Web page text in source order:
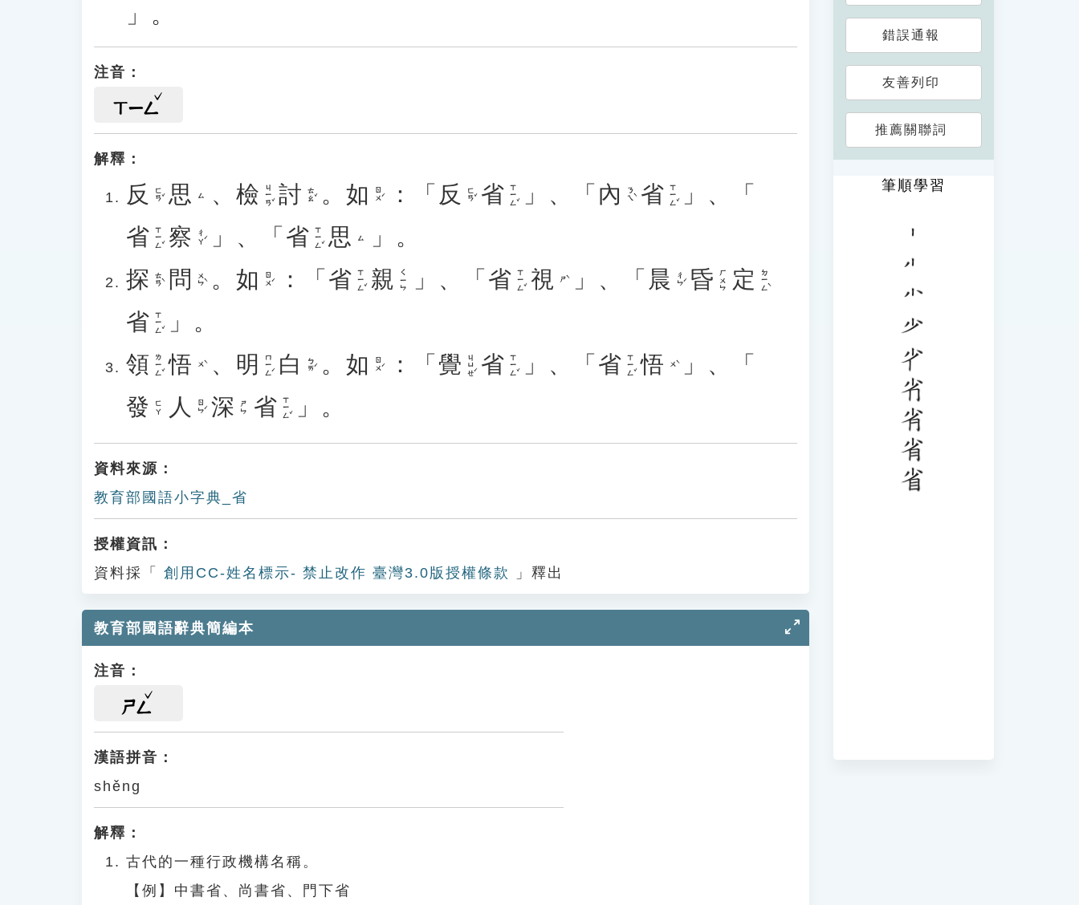
」。
注音：
ㄒㄧㄥ
解釋：
反 ㄈㄢˇ 思 ㄙ 、 檢 ㄐㄧㄢˇ 討 ㄊㄠˇ 。 如 ㄖㄨˊ ：「 反 ㄈㄢˇ 省 ㄒㄧㄥˇ 」、「 內 ㄋㄟˋ 省 ㄒㄧㄥˇ
」、「
省 ㄒㄧㄥˇ 察 ㄔㄚˊ 」、「 省 ㄒㄧㄥˇ 思 ㄙ
」。
探 ㄊㄢˋ 問 ㄨㄣˋ 。 如 ㄖㄨˊ ：「 省 ㄒㄧㄥˇ 親 ㄑㄧㄣ 」、「 省 ㄒㄧㄥˇ 視 ㄕˋ 」、「 晨 ㄔㄣˊ 昏 ㄏㄨㄣ 定 ㄉㄧㄥˋ
省 ㄒㄧㄥˇ
」。
領 ㄌㄧㄥˇ 悟 ㄨˋ 、 明 ㄇㄧㄥˊ 白 ㄅㄞˊ 。 如 ㄖㄨˊ ：「 覺 ㄐㄩㄝˊ 省 ㄒㄧㄥˇ 」、「 省 ㄒㄧㄥˇ 悟 ㄨˋ
」、「
發 ㄈㄚ 人 ㄖㄣˊ 深 ㄕㄣ 省 ㄒㄧㄥˇ 」。
資料來源：
教育部國語小字典_省
授權資訊：
資料採「
創用CC-姓名標示- 禁止改作 臺灣3.0版授權條款 」釋出
教育部國語辭典簡編本
注音：
ㄕㄥ
漢語拼音：
shěng
解釋：
古代的一種行政機構名稱。
【例】中書省、尚書省、門下省
錯誤通報
友善列印
推薦關聯詞
筆順學習